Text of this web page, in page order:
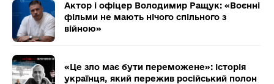
Актор і офіцер Володимир Ращук: «Воєнні
фільми не мають нічого спільного з
війною»
«Це зло має бути переможене»: історія
українця, який пережив російський полон